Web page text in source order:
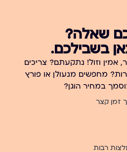
שאלה?
בשבילכם.
אמין וזול! נתקעתם? צריכים
מחפשים מנעולן או פורץ
במחיר הוגן?
זמן קצר
רבות